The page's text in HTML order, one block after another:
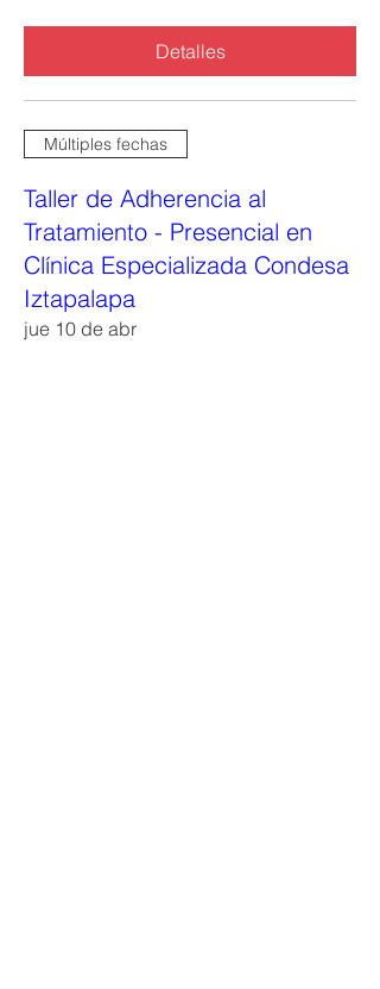
Detalles
Múltiples fechas
Taller de Adherencia al
Tratamiento - Presencial en
Clínica Especializada Condesa
Iztapalapa
jue 10 de abr